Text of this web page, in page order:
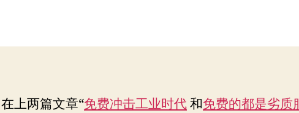
什
两篇文章“免费冲击工业时代和免费的都是劣质